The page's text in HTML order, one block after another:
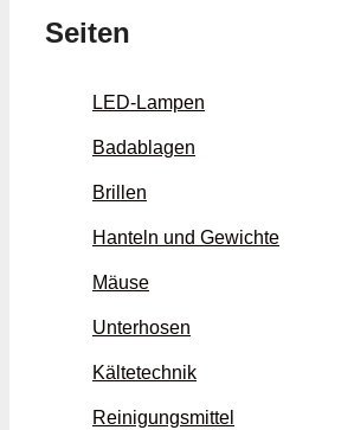
Seiten
LED-Lampen
Badablagen
Brillen
Hanteln und Gewichte
Mäuse
Unterhosen
Kältetechnik
Reinigungsmittel